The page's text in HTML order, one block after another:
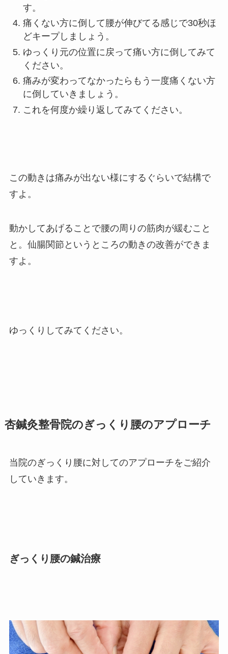
す。
痛くない方に倒して腰が伸びてる感じで30秒ほ
どキープしましょう。
ゆっくり元の位置に戻って痛い方に倒してみて
ください。
痛みが変わってなかったらもう一度痛くない方
に倒していきましょう。
これを何度か繰り返してみてください。
この動きは痛みが出ない様にするぐらいで結構で
すよ。
動かしてあげることで腰の周りの筋肉が緩むこと
と。仙腸関節というところの動きの改善ができま
すよ。
ゆっくりしてみてください。
杏鍼灸整骨院のぎっくり腰のアプローチ
当院のぎっくり腰に対してのアプローチをご紹介
していきます。
ぎっくり腰の鍼治療